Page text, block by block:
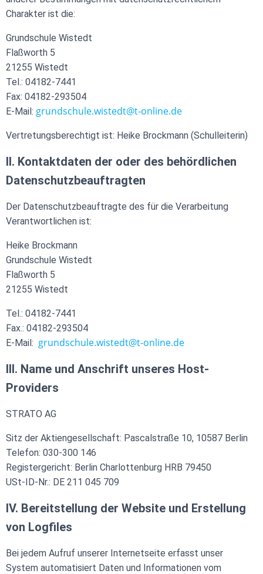
Charakter ist die:
Grundschule Wistedt
Flaßworth 5
21255 Wistedt
Tel.: 04182-7441
Fax: 04182-293504
E-Mail: grundschule.wistedt@t-online.de
Vertretungsberechtigt ist: Heike Brockmann (Schulleiterin)
II. Kontaktdaten der oder des behördlichen
Datenschutzbeauftragten
Der Datenschutzbeauftragte des für die Verarbeitung
Verantwortlichen ist:
Heike Brockmann
Grundschule Wistedt
Flaßworth 5
21255 Wistedt
Tel.: 04182-7441
Fax.: 04182-293504
E-Mail: grundschule.wistedt@t-online.de
III. Name und Anschrift unseres Host-
Providers
STRATO AG
Sitz der Aktiengesellschaft: Pascalstraße 10, 10587 Berlin
Telefon: 030-300 146
Registergericht: Berlin Charlottenburg HRB 79450
USt-ID-Nr.: DE 211 045 709
IV. Bereitstellung der Website und Erstellung
von Logfiles
Bei jedem Aufruf unserer Internetseite erfasst unser
System automatisiert Daten und Informationen vom